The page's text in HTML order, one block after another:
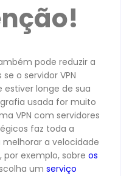
pode reduzir a
o servidor VPN
estiver longe de sua
usada for muito
VPN com servidores
faz toda a
a velocidade
por exemplo, sobre os
um serviço